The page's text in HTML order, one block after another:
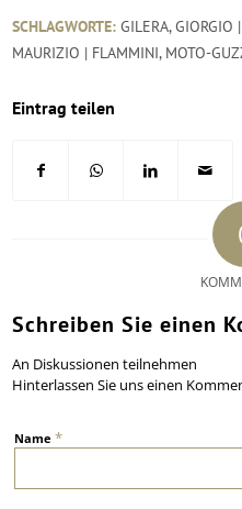
SCHLAGWORTE: GILERA,GIORGIO
MAURIZIO | FLAMMINI, MOTO-
Eintrag teilen
Schreiben Sie einen
An Diskussionen teilnehmen
Hinterlassen Sie uns einen
Name*